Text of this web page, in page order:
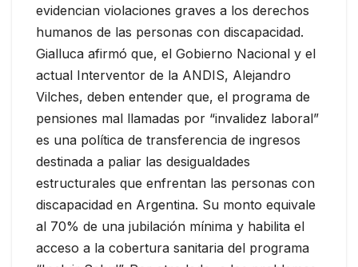
evidencian violaciones graves a los derechos
humanos de las personas con discapacidad.
Gialluca afirmó que, el Gobierno Nacional y el
actual Interventor de la ANDIS, Alejandro
Vilches, deben entender que, el programa de
pensiones mal llamadas por “invalidez laboral”
es una política de transferencia de ingresos
destinada a paliar las desigualdades
estructurales que enfrentan las personas con
discapacidad en Argentina. Su monto equivale
al 70% de una jubilación mínima y habilita el
acceso a la cobertura sanitaria del programa